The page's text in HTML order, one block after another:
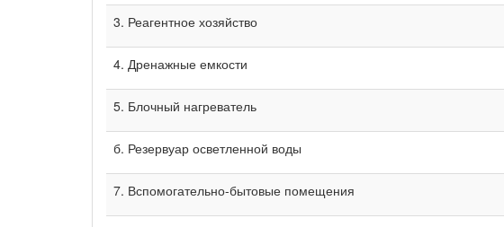
3. Реагентное хозяйство
4. Дренажные емкости
5. Блочный нагреватель
б. Резервуар осветленной воды
7. Вспомогательно-бытовые помещения